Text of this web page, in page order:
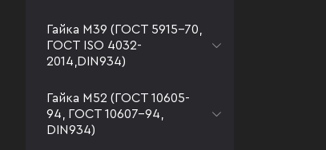
Гайка М39 (ГОСТ 5915-70,
ГОСТ ISO 4032-
2014,DIN934)
Гайка М52 (ГОСТ 10605-
94, ГОСТ 10607-94,
DIN934)